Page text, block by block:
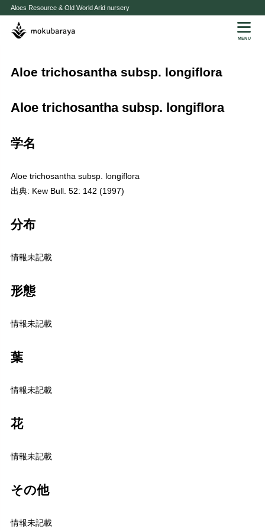
Aloes Resource & Old World Arid nursery
MENU
Aloe trichosantha subsp. longiflora
Aloe trichosantha subsp. longiflora
学名
Aloe trichosantha subsp. longiflora
出典: Kew Bull. 52: 142 (1997)
分布
情報未記載
形態
情報未記載
葉
情報未記載
花
情報未記載
その他
情報未記載